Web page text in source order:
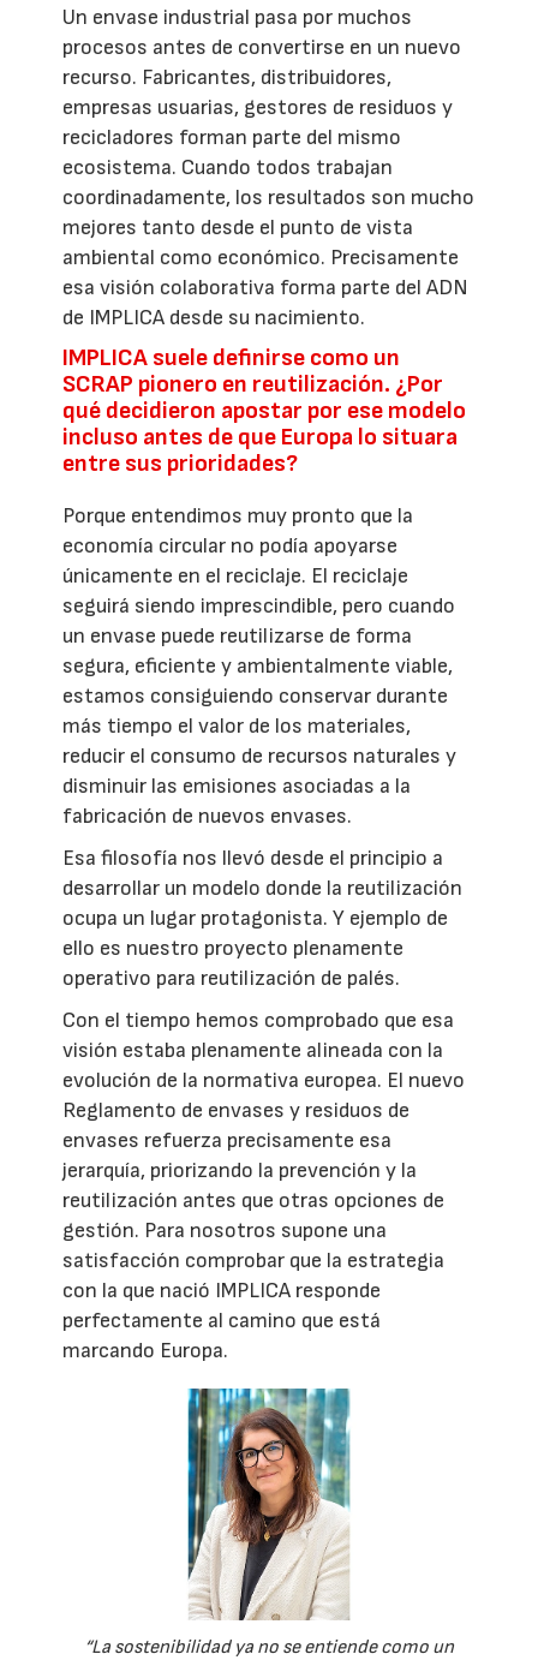
Un envase industrial pasa por muchos
procesos antes de convertirse en un nuevo
recurso. Fabricantes, distribuidores,
empresas usuarias, gestores de residuos y
recicladores forman parte del mismo
ecosistema. Cuando todos trabajan
coordinadamente, los resultados son mucho
mejores tanto desde el punto de vista
ambiental como económico. Precisamente
esa visión colaborativa forma parte del ADN
de IMPLICA desde su nacimiento.
IMPLICA suele definirse como un
SCRAP pionero en reutilización. ¿Por
qué decidieron apostar por ese modelo
incluso antes de que Europa lo situara
entre sus prioridades?
Porque entendimos muy pronto que la
economía circular no podía apoyarse
únicamente en el reciclaje. El reciclaje
seguirá siendo imprescindible, pero cuando
un envase puede reutilizarse de forma
segura, eficiente y ambientalmente viable,
estamos consiguiendo conservar durante
más tiempo el valor de los materiales,
reducir el consumo de recursos naturales y
disminuir las emisiones asociadas a la
fabricación de nuevos envases.
Esa filosofía nos llevó desde el principio a
desarrollar un modelo donde la reutilización
ocupa un lugar protagonista. Y ejemplo de
ello es nuestro proyecto plenamente
operativo para reutilización de palés.
Con el tiempo hemos comprobado que esa
visión estaba plenamente alineada con la
evolución de la normativa europea. El nuevo
Reglamento de envases y residuos de
envases refuerza precisamente esa
jerarquía, priorizando la prevención y la
reutilización antes que otras opciones de
gestión. Para nosotros supone una
satisfacción comprobar que la estrategia
con la que nació IMPLICA responde
perfectamente al camino que está
marcando Europa.
“La sostenibilidad ya no se entiende como un